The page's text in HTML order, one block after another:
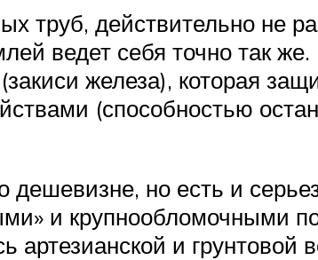
труб, действительно не
ведет себя точно так же.
железа), которая
(способностью
дешевизне, но есть и
и крупнообломочными
артезианской и грунтовой